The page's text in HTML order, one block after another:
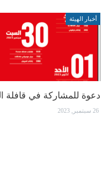
أخبار الهيئة
دعوة للمشاركة في قافلة
26 سبتمبر, 2023